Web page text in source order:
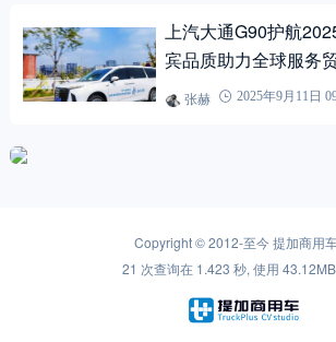
上汽大通G90护航
宾品质助力全球服务
张赫 2025年9月11日
Copyright © 2012-至今提加商用
21 次查询在 1.423 秒, 使用